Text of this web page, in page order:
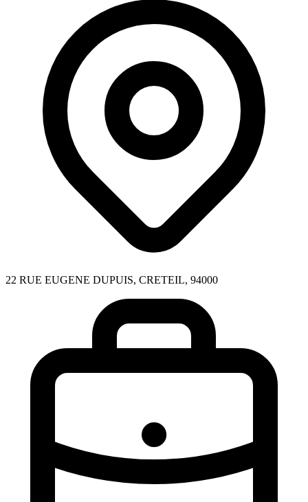
22 RUE EUGENE DUPUIS, CRETEIL, 94000